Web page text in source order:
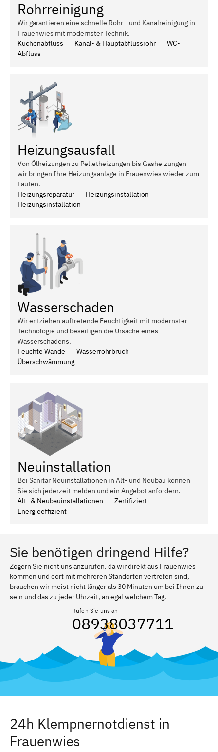
Rohrreinigung
Wir garantieren eine schnelle Rohr - und Kanalreinigung in
Frauenwies mit modernster Technik.
Küchenabfluss
Kanal- & Hauptabflussrohr
WC-
Abfluss
Heizungsausfall
Von Ölheizungen zu Pelletheizungen bis Gasheizungen -
wir bringen Ihre Heizungsanlage in Frauenwies wieder zum
Laufen.
Heizungsreparatur
Heizungsinstallation
Heizungsinstallation
Wasserschaden
Wir entziehen auftretende Feuchtigkeit mit modernster
Technologie und beseitigen die Ursache eines
Wasserschadens.
Feuchte Wände
Wasserrohrbruch
Überschwämmung
Neuinstallation
Bei Sanitär Neuinstallationen in Alt- und Neubau können
Sie sich jederzeit melden und ein Angebot anfordern.
Alt- & Neubauinstallationen
Zertifiziert
Energieeffizient
Sie benötigen dringend Hilfe?
Zögern Sie nicht uns anzurufen, da wir direkt aus Frauenwies
kommen und dort mit mehreren Standorten vertreten sind,
brauchen wir meist nicht länger als 30 Minuten um bei Ihnen zu
sein und das zu jeder Uhrzeit, an egal welchem Tag.
Rufen Sie uns an
08938037711
24h Klempnernotdienst in
Frauenwies